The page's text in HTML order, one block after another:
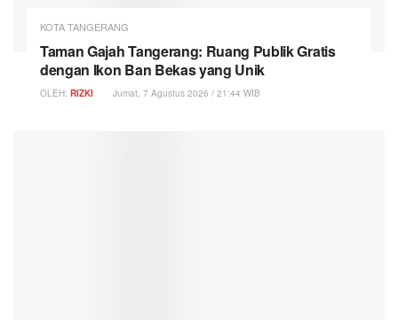
KOTA TANGERANG
Taman Gajah Tangerang: Ruang Publik Gratis
dengan Ikon Ban Bekas yang Unik
OLEH: RIZKI Jumat, 7 Agustus 2026 / 21:44 WIB